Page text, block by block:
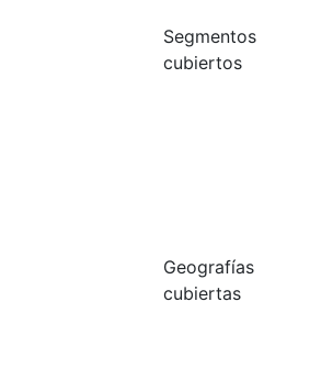
Segmentos
cubiertos
Geografías
cubiertas